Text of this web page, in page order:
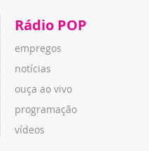
Rádio POP
empregos
notícias
ouça ao vivo
programação
vídeos